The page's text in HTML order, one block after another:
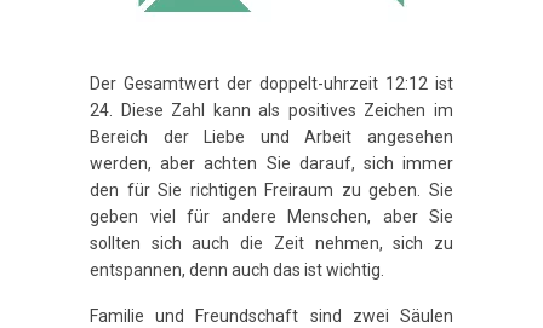
Der Gesamtwert der doppelt-uhrzeit 12:12 ist
24. Diese Zahl kann als positives Zeichen im
Bereich der Liebe und Arbeit angesehen
werden, aber achten Sie darauf, sich immer
den für Sie richtigen Freiraum zu geben. Sie
geben viel für andere Menschen, aber Sie
sollten sich auch die Zeit nehmen, sich zu
entspannen, denn auch das ist wichtig.
Familie und Freundschaft sind zwei Säulen